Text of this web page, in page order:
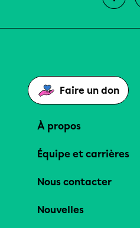
Faire un don
À propos
Équipe et carrières
Nous contacter
Nouvelles